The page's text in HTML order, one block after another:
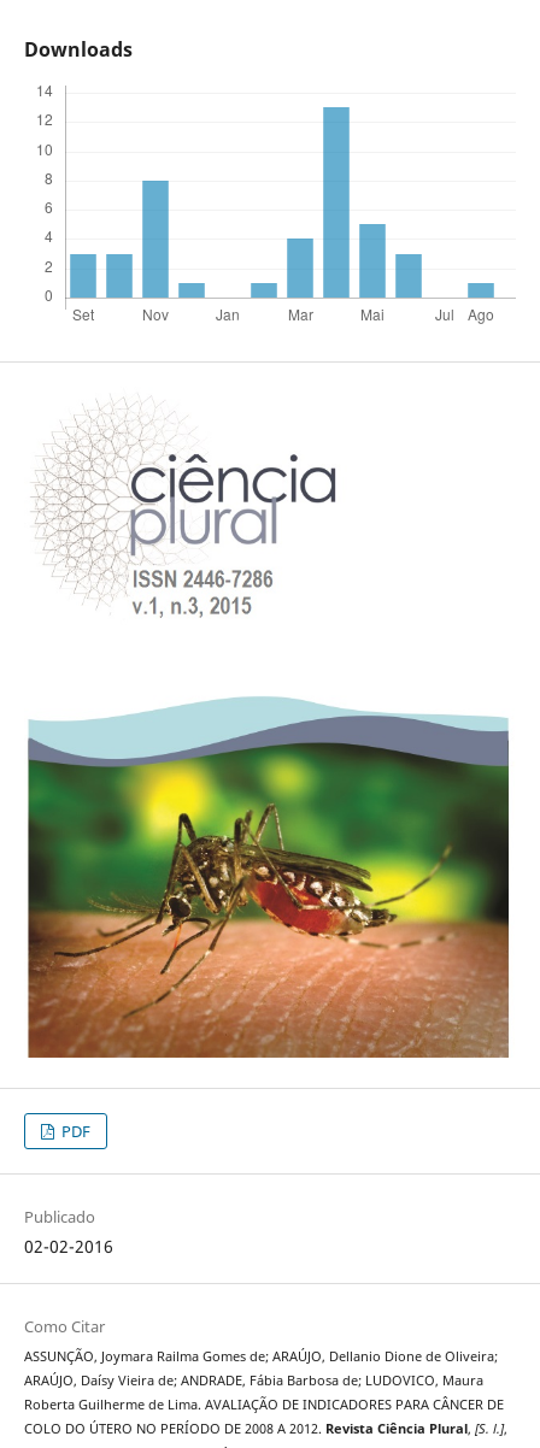
Downloads
PDF
Publicado
02-02-2016
Como Citar
ASSUNÇÃO, Joymara Railma Gomes de; ARAÚJO, Dellanio Dione de Oliveira;
ARAÚJO, Daísy Vieira de; ANDRADE, Fábia Barbosa de; LUDOVICO, Maura
Roberta Guilherme de Lima. AVALIAÇÃO DE INDICADORES PARA CÂNCER DE
COLO DO ÚTERO NO PERÍODO DE 2008 A 2012. Revista Ciência Plural, [S. l.],